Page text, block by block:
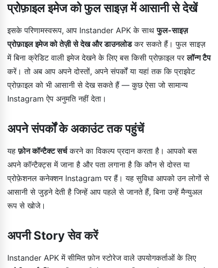
प्रोफ़ाइल इमेज को फुल साइज़ में आसानी से देखें
इसके परिणामस्वरूप, आप Instander APK के साथफुल-साइज़
प्रोफ़ाइल इमेज को तेज़ी से देख और डाउनलोडकर सकते हैं। फुल साइज़
में बिना क्रेडिट वाली इमेज देखने के लिए बस किसी प्रोफ़ाइल परलॉन्ग टैप
करें। तो अब आप अपने दोस्तों, अपने संपर्कों या यहां तक कि प्राइवेट
प्रोफ़ाइल को भी आसानी से देख सकते हैं — कुछ ऐसा जो सामान्य
Instagram ऐप अनुमति नहीं देता।
अपने संपर्कों के अकाउंट तक पहुंचें
यहफ़ोन कॉन्टैक्ट सर्चकरने का विकल्प प्रदान करता है। आपको बस
अपने कॉन्टैक्ट्स में जाना है और पता लगाना है कि कौन से दोस्त या
प्रोफ़ेशनल कनेक्शन Instagram पर हैं। यह सुविधा आपको उन लोगों से
आसानी से जुड़ने देती है जिन्हें आप पहले से जानते हैं, बिना उन्हें मैन्युअल
रूप से खोजे।
अपनी Story सेव करें
Instander APK में सीमित फ़ोन स्टोरेज वाले उपयोगकर्ताओं के लिए